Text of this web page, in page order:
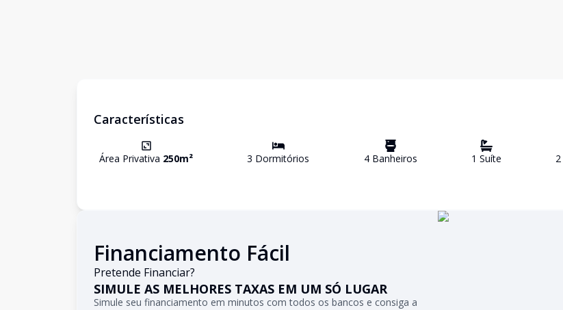
Características
Área Privativa 250m² 3 Dormitórios 4Banheiros 1 Suíte 2
Financiamento Fácil
Pretende Financiar?
SIMULE AS MELHORES TAXAS EM UM SÓ LUGAR
Simule seu financiamento em minutos com todos os bancos e consiga a